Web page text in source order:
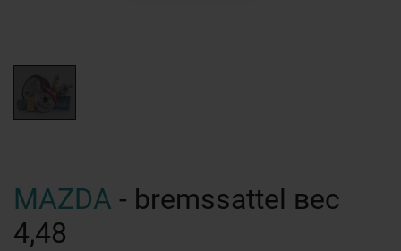
MAZDA - bremssattel вес
4,48